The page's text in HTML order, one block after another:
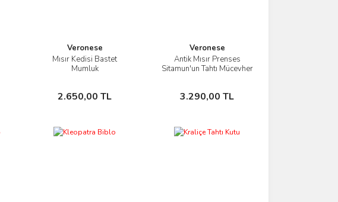
Veronese
Mısır Kedisi Bastet
Mumluk
2.650,00 TL
İncele
Sepete Ekle
Veronese
Antik Mısır Prenses
Sitamun'un Tahtı Mücevher
3.290,00 TL
İncele
Sepete Ekle